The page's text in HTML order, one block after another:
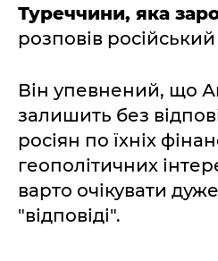
Туреччини, яка
розповів
Він упевнений, що
залишить без
росіян по їхніх
геополітичних
варто очікувати
"відповіді".